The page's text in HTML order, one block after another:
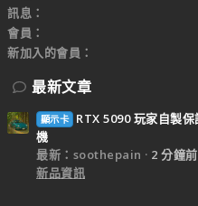
訊息
會員
新加入的會員
最新文章
顯示卡
RTX 5090 玩家自製
機
最新：soothepain
2 分鐘前
新品資訊